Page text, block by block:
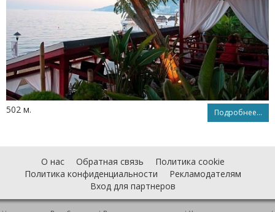
502 м. Подробнее...
О нас Обратная связь
Политика cookie
Политика конфиденциальности
Рекламодателям
Вход для партнеров